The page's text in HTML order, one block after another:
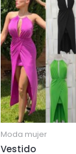
Moda mujer
Vestido